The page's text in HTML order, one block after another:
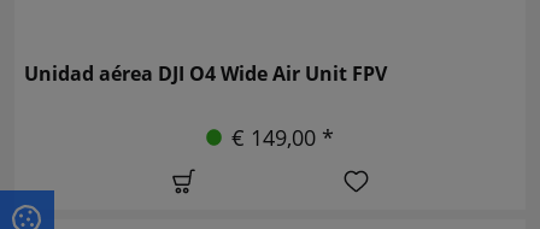
Unidad aérea DJI O4 Wide Air Unit FPV
€ 149,00 *